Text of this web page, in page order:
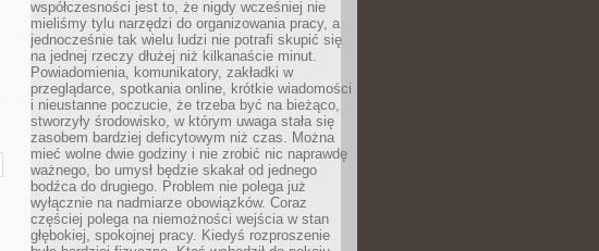
współczesności jest to, że nigdy wcześniej nie
mieliśmy tylu narzędzi do organizowania pracy, a
jednocześnie tak wielu ludzi nie potrafi skupić się
na jednej rzeczy dłużej niż kilkanaście minut.
Powiadomienia, komunikatory, zakładki w
przeglądarce, spotkania online, krótkie wiadomości
i nieustanne poczucie, że trzeba być na bieżąco,
stworzyły środowisko, w którym uwaga stała się
zasobem bardziej deficytowym niż czas. Można
mieć wolne dwie godziny i nie zrobić nic naprawdę
ważnego, bo umysł będzie skakał od jednego
bodźca do drugiego. Problem nie polega już
wyłącznie na nadmiarze obowiązków. Coraz
częściej polega na niemożności wejścia w stan
głębokiej, spokojnej pracy. Kiedyś rozproszenie